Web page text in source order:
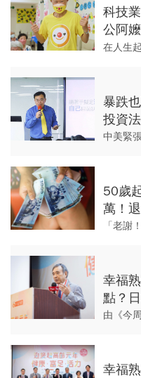
文發布
科技
公阿
不是
在人生
扮演快
仿的銀
暴跌
投資
人生
中美緊
大跌逾
災難，
50歲
萬！
「老謝
的便當
嘆：「
幸福
點？
後」
由《今
中心舉
表，就
幸福